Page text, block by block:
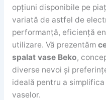
opțiuni disponibile pe
variată de astfel de
performanță, eficiență
utilizare. Vă prezentăm
spalat vase Beko,
diverse nevoi și
ideală pentru a
vaselor.